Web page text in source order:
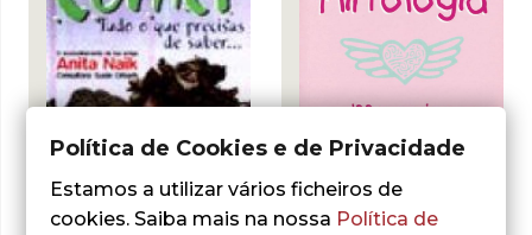
- 30%
- 30%
Política de Cookies e de Privacidade
Estamos a utilizar vários ficheiros de
cookies. Saiba mais na nossa Política de